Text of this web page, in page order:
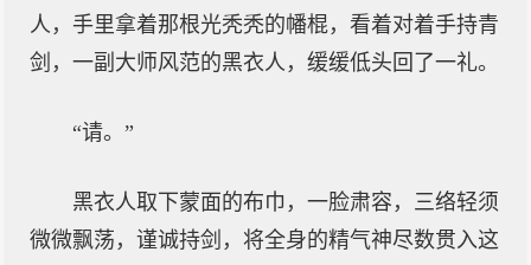
人，手里拿着那根光秃秃的幡棍，看着对着手持青
剑，一副大师风范的黑衣人，缓缓低头回了一礼。
“请。”
黑衣人取下蒙面的布巾，一脸肃容，三络轻须
微微飘荡，谨诚持剑，将全身的精气神尽数贯入这